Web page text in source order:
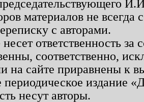
материалов не
с авторами.
ответственность
соответственно,
на сайте приравнены к
периодическое издание
несут авторы.